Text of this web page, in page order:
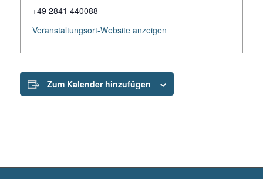
+49 2841 440088
Veranstaltungsort-Website anzeigen
Zum Kalender hinzufügen